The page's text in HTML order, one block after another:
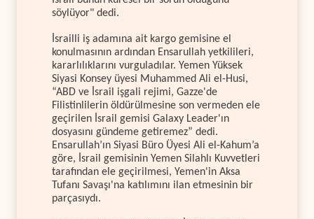
söylüyor" dedi.
İsrailli iş adamına ait kargo gemisine el
konulmasının ardından Ensarullah yetkilileri,
kararlılıklarını vurguladılar. Yemen Yüksek
Siyasi Konsey üyesi Muhammed Ali el-Husi,
“ABD ve İsrail işgali rejimi, Gazze'de
Filistinlilerin öldürülmesine son vermeden ele
geçirilen İsrail gemisi Galaxy Leader'ın
dosyasını gündeme getiremez” dedi.
Ensarullah’ın Siyasi Büro Üyesi Ali el-Kahum’a
göre, İsrail gemisinin Yemen Silahlı Kuvvetleri
tarafından ele geçirilmesi, Yemen'in Aksa
Tufanı Savaşı'na katılımını ilan etmesinin bir
parçasıydı.